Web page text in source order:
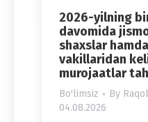
2026-yilning
davomida
shaxslar
vakillaridan
murojaatlar
Bo'limsiz By
04.08.2026